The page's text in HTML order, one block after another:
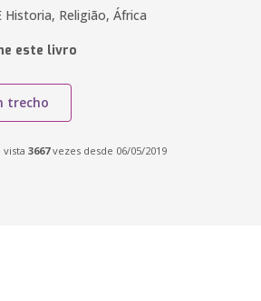
Historia, Religião, África
este livro
trecho
vista 3667vezes desde 06/05/2019